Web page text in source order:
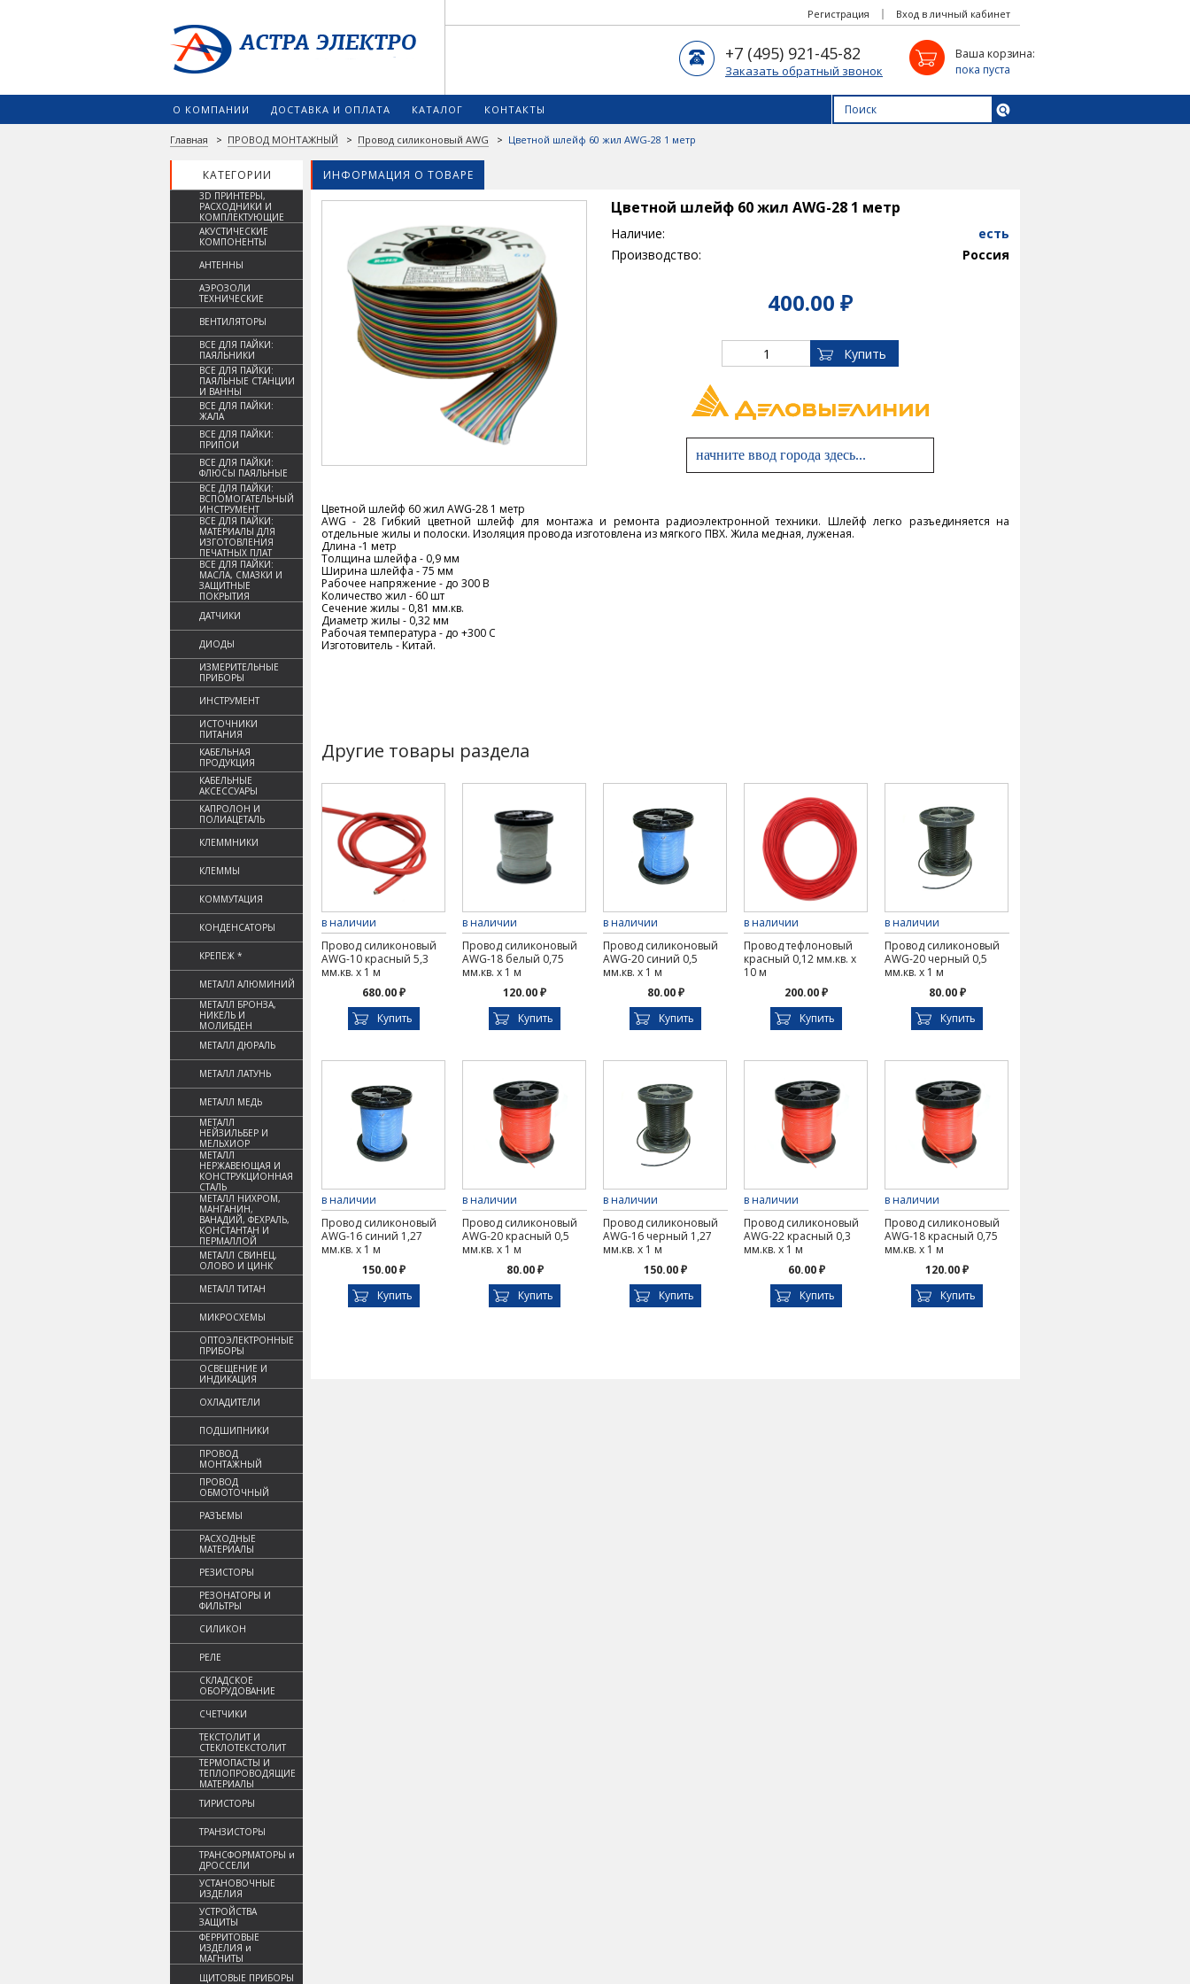
Вход в личный кабинет
Регистрация
Ваша корзина:
пока пуста
+7 (495) 921-45-82
Заказать обратный звонок
О КОМПАНИИ ДОСТАВКА И ОПЛАТА КАТАЛОГ КОНТАКТЫ
Главная > ПРОВОД МОНТАЖНЫЙ > Провод силиконовый AWG > Цветной шлейф 60 жил AWG-28 1 метр
КАТЕГОРИИ ИНФОРМАЦИЯ О ТОВАРЕ
3D ПРИНТЕРЫ,
РАСХОДНИКИ И
КОМПЛЕКТУЮЩИЕ
АКУСТИЧЕСКИЕ
КОМПОНЕНТЫ
АНТЕННЫ
АЭРОЗОЛИ
ТЕХНИЧЕСКИЕ
ВЕНТИЛЯТОРЫ
ВСЕ ДЛЯ ПАЙКИ:
ПАЯЛЬНИКИ
ВСЕ ДЛЯ ПАЙКИ:
ПАЯЛЬНЫЕ СТАНЦИИ
И ВАННЫ
ВСЕ ДЛЯ ПАЙКИ:
ЖАЛА
ВСЕ ДЛЯ ПАЙКИ:
ПРИПОИ
ВСЕ ДЛЯ ПАЙКИ:
ФЛЮСЫ ПАЯЛЬНЫЕ
ВСЕ ДЛЯ ПАЙКИ:
ВСПОМОГАТЕЛЬНЫЙ
ИНСТРУМЕНТ
ВСЕ ДЛЯ ПАЙКИ:
МАТЕРИАЛЫ ДЛЯ
ИЗГОТОВЛЕНИЯ
ПЕЧАТНЫХ ПЛАТ
ВСЕ ДЛЯ ПАЙКИ:
МАСЛА, СМАЗКИ И
ЗАЩИТНЫЕ
ПОКРЫТИЯ
ДАТЧИКИ
ДИОДЫ
ИЗМЕРИТЕЛЬНЫЕ
ПРИБОРЫ
ИНСТРУМЕНТ
ИСТОЧНИКИ
ПИТАНИЯ
КАБЕЛЬНАЯ
ПРОДУКЦИЯ
КАБЕЛЬНЫЕ
АКСЕССУАРЫ
КАПРОЛОН И
ПОЛИАЦЕТАЛЬ
КЛЕММНИКИ
КЛЕММЫ
КОММУТАЦИЯ
КОНДЕНСАТОРЫ
КРЕПЕЖ *
МЕТАЛЛ АЛЮМИНИЙ
МЕТАЛЛ БРОНЗА,
НИКЕЛЬ И
МОЛИБДЕН
МЕТАЛЛ ДЮРАЛЬ
МЕТАЛЛ ЛАТУНЬ
МЕТАЛЛ МЕДЬ
МЕТАЛЛ
НЕЙЗИЛЬБЕР И
МЕЛЬХИОР
МЕТАЛЛ
НЕРЖАВЕЮЩАЯ И
КОНСТРУКЦИОННАЯ
СТАЛЬ
МЕТАЛЛ НИХРОМ,
МАНГАНИН,
ВАНАДИЙ, ФЕХРАЛЬ,
КОНСТАНТАН И
ПЕРМАЛЛОЙ
МЕТАЛЛ СВИНЕЦ,
ОЛОВО И ЦИНК
МЕТАЛЛ ТИТАН
МИКРОСХЕМЫ
ОПТОЭЛЕКТРОННЫЕ
ПРИБОРЫ
ОСВЕЩЕНИЕ И
ИНДИКАЦИЯ
ОХЛАДИТЕЛИ
ПОДШИПНИКИ
ПРОВОД
МОНТАЖНЫЙ
ПРОВОД
ОБМОТОЧНЫЙ
РАЗЪЕМЫ
РАСХОДНЫЕ
МАТЕРИАЛЫ
РЕЗИСТОРЫ
РЕЗОНАТОРЫ И
ФИЛЬТРЫ
СИЛИКОН
РЕЛЕ
СКЛАДСКОЕ
ОБОРУДОВАНИЕ
СЧЕТЧИКИ
ТЕКСТОЛИТ И
СТЕКЛОТЕКСТОЛИТ
ТЕРМОПАСТЫ И
ТЕПЛОПРОВОДЯЩИЕ
МАТЕРИАЛЫ
ТИРИСТОРЫ
ТРАНЗИСТОРЫ
ТРАНСФОРМАТОРЫ и
ДРОССЕЛИ
УСТАНОВОЧНЫЕ
ИЗДЕЛИЯ
УСТРОЙСТВА
ЗАЩИТЫ
ФЕРРИТОВЫЕ
ИЗДЕЛИЯ и
МАГНИТЫ
ЩИТОВЫЕ ПРИБОРЫ
Цветной шлейф 60 жил AWG-28 1 метр
Наличие:
есть
Производство:
Россия
400.00 ₽
Цветной шлейф 60 жил AWG-28 1 метр
AWG - 28 Гибкий цветной шлейф для монтажа и ремонта радиоэлектронной техники. Шлейф легко разъединяется на
отдельные жилы и полоски. Изоляция провода изготовлена из мягкого ПВХ. Жила медная, луженая.
Длина -1 метр
Толщина шлейфа - 0,9 мм
Ширина шлейфа - 75 мм
Рабочее напряжение - до 300 В
Количество жил - 60 шт
Сечение жилы - 0,81 мм.кв.
Диаметр жилы - 0,32 мм
Рабочая температура - до +300 С
Изготовитель - Китай.
Другие товары раздела
в наличии
Провод силиконовый
AWG-10 красный 5,3
мм.кв. х 1 м
680.00 ₽
Купить
в наличии
Провод силиконовый
AWG-18 белый 0,75
мм.кв. х 1 м
120.00 ₽
Купить
в наличии
Провод силиконовый
AWG-20 синий 0,5
мм.кв. х 1 м
80.00 ₽
Купить
в наличии
Провод тефлоновый
красный 0,12 мм.кв. х
10 м
200.00 ₽
Купить
в наличии
Провод силиконовый
AWG-20 черный 0,5
мм.кв. х 1 м
80.00 ₽
Купить
в наличии
Провод силиконовый
AWG-16 синий 1,27
мм.кв. х 1 м
150.00 ₽
Купить
в наличии
Провод силиконовый
AWG-20 красный 0,5
мм.кв. х 1 м
80.00 ₽
Купить
в наличии
Провод силиконовый
AWG-16 черный 1,27
мм.кв. х 1 м
150.00 ₽
Купить
в наличии
Провод силиконовый
AWG-22 красный 0,3
мм.кв. х 1 м
60.00 ₽
Купить
в наличии
Провод силиконовый
AWG-18 красный 0,75
мм.кв. х 1 м
120.00 ₽
Купить